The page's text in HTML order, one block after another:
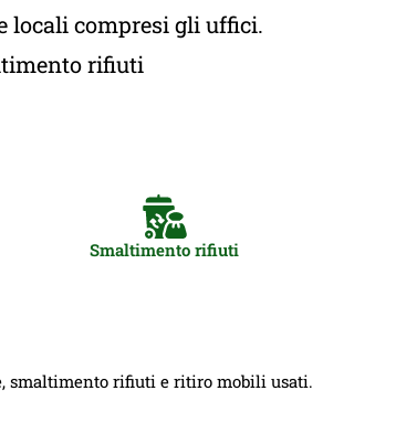
locali compresi gli uffici.
rifiuti
Smaltimento rifiuti
smaltimento rifiuti e ritiro mobili usati.